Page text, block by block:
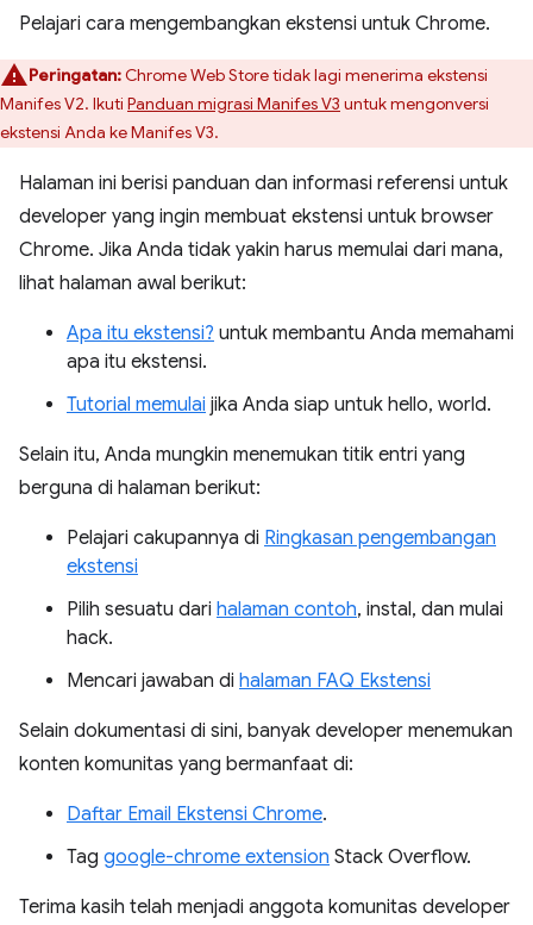
Pelajari cara mengembangkan ekstensi untuk Chrome.
Peringatan:Chrome Web Store tidak lagi menerima ekstensi
Manifes V2. Ikuti Panduan migrasi Manifes V3 untuk mengonversi
ekstensi Anda ke Manifes V3.
Halaman ini berisi panduan dan informasi referensi untuk
developer yang ingin membuat ekstensi untuk browser
Chrome. Jika Anda tidak yakin harus memulai dari mana,
lihat halaman awal berikut:
Apa itu ekstensi? untuk membantu Anda memahami
apa itu ekstensi.
Tutorial memulai jika Anda siap untuk hello, world.
Selain itu, Anda mungkin menemukan titik entri yang
berguna di halaman berikut:
Pelajari cakupannya di Ringkasan pengembangan
ekstensi
Pilih sesuatu dari halaman contoh, instal, dan mulai
hack.
Mencari jawaban di halaman FAQ Ekstensi
Selain dokumentasi di sini, banyak developer menemukan
konten komunitas yang bermanfaat di:
Daftar Email Ekstensi Chrome.
Tag google-chrome extension Stack Overflow.
Terima kasih telah menjadi anggota komunitas developer